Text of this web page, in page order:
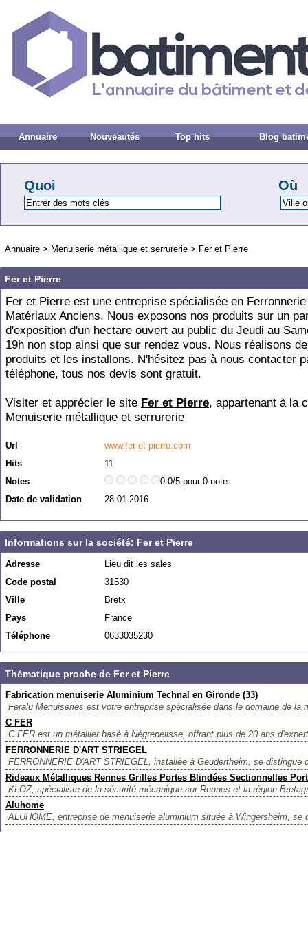
Annuaire Nouveautés Top hits Blog
Quoi Où
Annuaire > Menuiserie métallique et serrurerie > Fer et Pierre
Fer et Pierre
Fer et Pierre est une entreprise spécialisée en
Matériaux Anciens. Nous exposons nos produits sur un
d'exposition d'un hectare ouvert au public du Jeudi au
19h non stop ainsi que sur rendez vous. Nous réalisons
produits et les installons. N'hésitez pas à nous contacter
téléphone, tous nos devis sont gratuit.
Visiter et apprécier le site Fer et Pierre, appartenant à la
Menuiserie métallique et serrurerie
Url
www.fer-et-pierre.com
Hits
11
Notes
0.0/5 pour 0 note
Date de validation
28-01-2016
Informations sur la société: Fer et Pierre
Adresse
Lieu dit les sales
Code postal
31530
Ville
Bretx
Pays
France
Téléphone
0633035230
Thématique proche de Fer et Pierre
Fabrication menuiserie Aluminium Technal en Gironde (33)
Feralu Menuiseries est votre entreprise spécialisée dans le domaine de la
C FER
C FER est un métallier basé à Nègrepelisse, offrant plus de 20 ans
FERRONNERIE D'ART STRIEGEL
FERRONNERIE D'ART STRIEGEL, installée à Geudertheim, se distingue
Rideaux Métalliques Rennes Grilles Portes Blindées Sectionnelles
KLOZ, spécialiste de la sécurité mécanique sur Rennes et la région
Aluhome
ALUHOME, entreprise de menuiserie aluminium située à Wingersheim, se